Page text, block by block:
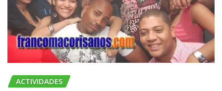
ACTIVIDADES